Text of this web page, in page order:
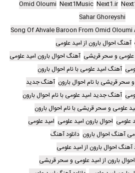
Next1.ir
Next1Music
Omid Oloumi
Sahar Ghoreyshi
Song Of Ahvale Baroon From Omid Oloumi
آهنگ احوال بارون از امید علومی
علومی و سحر قریشی آهنگ احوال بارون امید علومی
آهنگ امید علومی با نام احوال بارون
سحر قریشی با نام احوال بارون آهنگ جدید
آهنگ جدید امید علومی با نام احوال بارون
علومی و سحر قریشی با نام احوال بارون
علومی احوال بارون امید علومی امید علومی
آهنگ احوال بارون دانلود آهنگ
آهنگ احوال بارون از امید علومی
بارون از امید علومی و سحر قریشی